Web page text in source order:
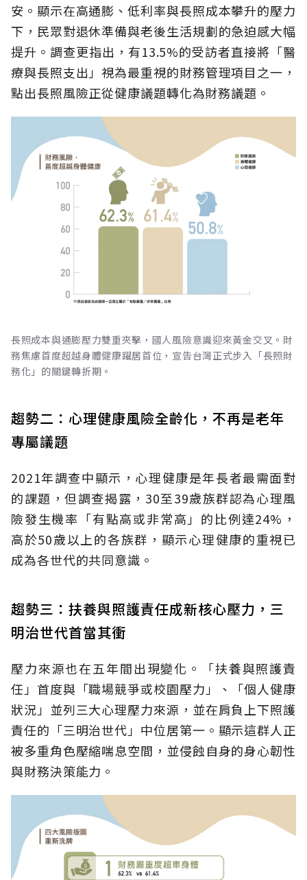
安。顯示在高通膨、低利率與長照成本攀升的壓力
下，民眾對退休準備與老後生活規劃的急迫感大幅
提升。調查更指出，有13.5%的受訪者直接將「醫
療與長照支出」視為最重視的財務管理項目之一，
點出長照風險正從健康議題轉化為財務議題。
長照成本與通膨壓力雙重夾擊，國人風險意識迎來黃金交叉。財
務焦慮首度超越身體健康躍居首位，宣告台灣正式步入「長照財
務化」的關鍵轉折期。
趨勢二：心理健康風險全齡化，不再是老年
專屬議題
2021年調查中顯示，心理健康是年長者最需面對
的課題，但調查揭露，30至39歲族群認為心理風
險發生機率「有點高或非常高」的比例達24%，
高於50歲以上的各族群，顯示心理健康的重視已
成為各世代的共同意識。
趨勢三：扶養與照護責任成新核心壓力，三
明治世代首當其衝
壓力來源也在五年間出現變化。「扶養與照護責
任」首度與「職場競爭或校園壓力」、「個人健康
狀況」並列三大心理壓力來源，並在肩負上下照護
責任的「三明治世代」中位居第一。顯示這群人正
被多重角色壓縮喘息空間，並侵蝕自身的身心韌性
與財務決策能力。